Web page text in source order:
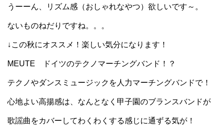
うーーん、リズム感（おしゃれなやつ）欲しいです～。
ないものねだりですね。。。
↓この秋にオススメ！楽しい気分になります！
MEUTE ドイツのテクノマーチングバンド！？
テクノやダンスミュージックを人力マーチングバンドで！
心地よい高揚感は、なんとなく甲子園のブランスバンドが
歌謡曲をカバーしてわくわくする感じに通ずる気が！